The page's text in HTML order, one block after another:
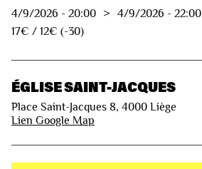
4/9/2026 - 20:00 > 4/9/2026 - 22:00
17€ / 12€ (-30)
ÉGLISE SAINT-JACQUES
Place Saint-Jacques 8, 4000 Liège
Lien Google Map